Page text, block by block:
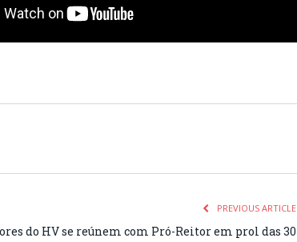
PREVIOUS ARTICLE
do HV se reúnem com Pró-Reitor em prol das 30